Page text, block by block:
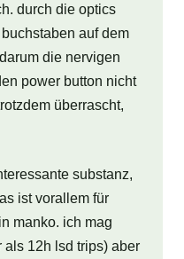
durch die optics
auf dem
die nervigen
power button nicht
überrascht,
substanz,
ist vorallem für
manko. ich mag
12h lsd trips) aber